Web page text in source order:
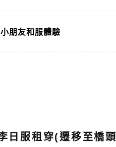
小朋友和服體驗
日服租穿(遷移至橋